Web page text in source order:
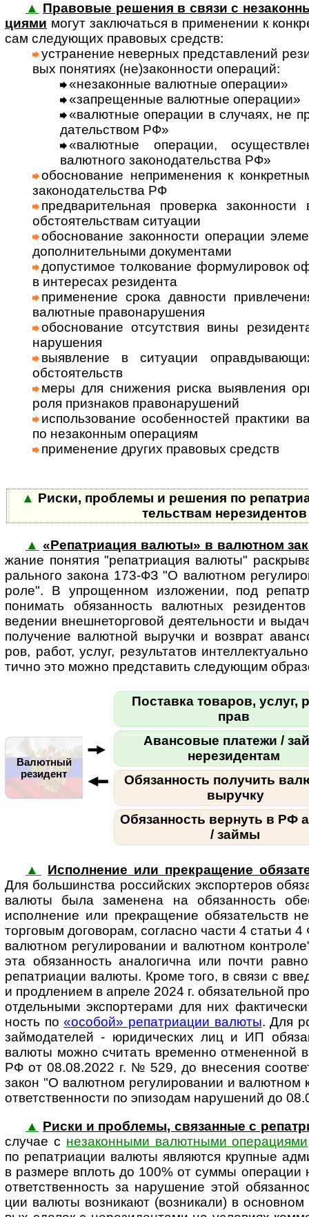
▲ Правовые решения в связи с
циями могут заклю­ча­ться в при­мене­нии к
сам сле­дую­щих пра­во­вых средств:
уст­ра­не­ние невер­ных пред­став­ле­ний
вых поня­тиях (не)за­кон­но­сти опе­ра­ций:
«неза­кон­ные валют­ные опе­ра­ции»
«запре­щен­ные валют­ные опе­ра­ции»
«валют­ные опе­ра­ции в слу­чаях, не
да­тель­ст­вом РФ»
«валют­ные опе­ра­ции,
валют­ного зако­но­да­тель­ства РФ»
обосно­ва­ние непри­мене­ния к
законо­да­тель­ства РФ
пред­ва­ритель­ная про­верка
обсто­я­тель­ст­вам ситу­ации
обосно­вание закон­ности опера­ции
допол­нитель­ными доку­мен­тами
допус­тимое толко­вание формули­ровок
в инте­ресах рези­дента
приме­нение срока дав­ности
валют­ные право­нару­шения
обосно­вание отсут­ствия вины
нару­шения
выяв­ление в ситу­ации
обсто­ятельств
меры для сниже­ния риска выяв­ления
роля при­зна­ков право­нару­шений
исполь­зова­ние особен­ностей прак­тики
по неза­кон­ным опе­ра­циям
при­менение других пра­во­вых средств
▲ Риски, проблемы и решения по
тель­ствам
▲ «Репатриация валюты» в валютном
жа­ние по­ня­тия "ре­пат­ри­а­ция ва­лю­ты"
раль­ного закона 173-ФЗ "О валют­ном
роле". В упро­щен­ном изло­же­нии, под
пони­мать обя­зан­ность валют­ных
веде­нии внеш­не­тор­го­вой дея­тель­но­сти и
полу­че­ние валют­ной выручки и возв­рат
ров, работ, услуг, резуль­та­тов
ти­чно это можно пред­ста­вить сле­ду­ющим
Валютный
резидент
Поставка товаров, услуг,
прав
Авансовые платежи /
нерезидентам
Обязанность получить
выручку
Обязанность вернуть в РФ
/ займы
▲
Исполнение или прекращение
Для боль­шин­ства рос­сий­ских экс­пор­те­ров
валюты была заме­нена на обя­зан­ность
испол­не­ние или прекра­ще­ние обя­за­тельств
тор­го­вым дого­во­рам, согла­сно части 4 ста­тьи
валют­ном регу­ли­ро­ва­нии и валют­ном
эта обя­зан­ность анало­гична или почти
репа­триа­ции валюты. Кроме того, в связи с
и про­дле­нием в апреле 2024 г. обя­за­тель­ной
отдель­ными экс­пор­те­рами для них
ность по«осо­бой» репат­ри­а­ции валюты. Для
займо­да­телей - юриди­чес­ких лиц и ИП
валюты можно счи­тать вре­менно отме­нен­ной
РФ от 08.08.2022 г. № 529, до вне­се­ния
закон "О валют­ном регу­ли­ро­ва­нии и валют­ном
ответ­ст­вен­ности по эпи­зо­дам нару­ше­ний до
▲ Риски и проб­лемы, свя­зан­ные с
случае с неза­кон­ными валют­ными опе­ра­ци­ями
по репат­риа­ции валюты являю­тся круп­ные
в раз­мере вплоть до 100% от суммы
ответ­ствен­ность за нару­ше­ние этой
ции валюты возни­кают (воз­ни­кали) в